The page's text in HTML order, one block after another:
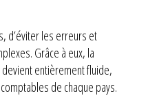
d’éviter les erreurs et
Grâce à eux, la
entièrement fluide,
de chaque pays.